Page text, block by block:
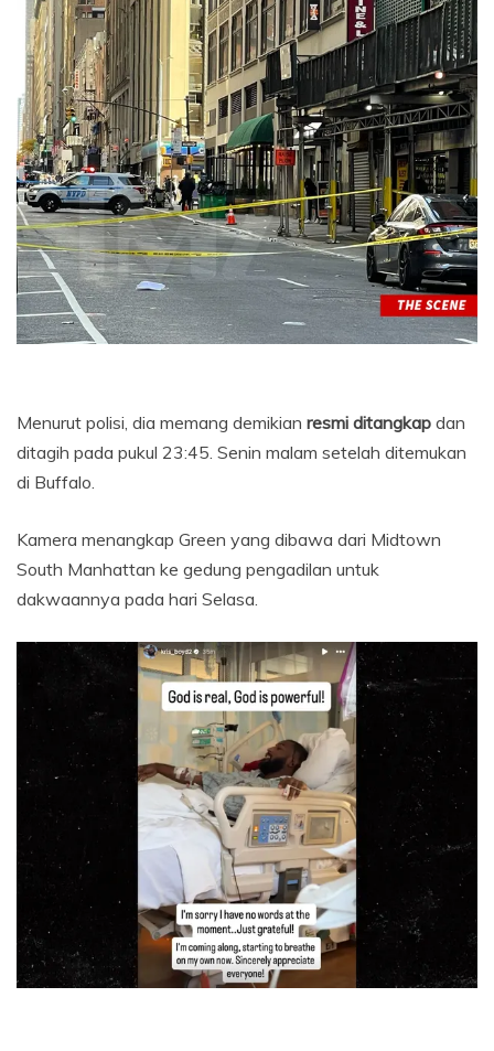
Menurut polisi, dia memang demikian resmi ditangkap dan
ditagih pada pukul 23:45. Senin malam setelah ditemukan
di Buffalo.
Kamera menangkap Green yang dibawa dari Midtown
South Manhattan ke gedung pengadilan untuk
dakwaannya pada hari Selasa.